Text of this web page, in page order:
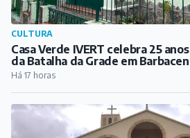
RELIGIÃO
Matriz da Paróquia de São
da Família a partir deste domingo
Há 18 horas